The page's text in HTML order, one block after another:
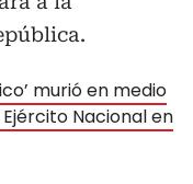
murió en medio
Nacional en